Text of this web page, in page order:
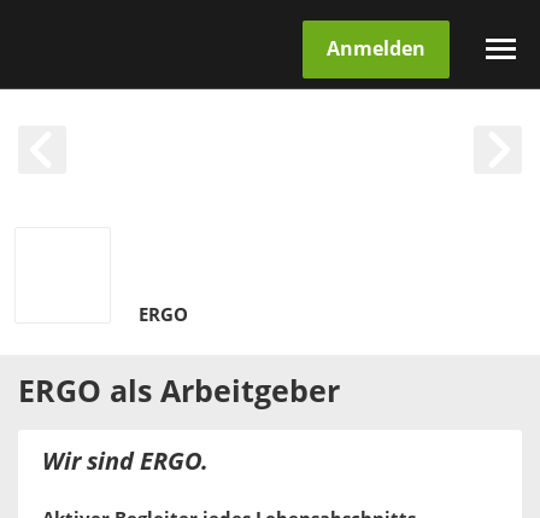
Anmelden
ERGO
ERGO als Arbeitgeber
Wir sind ERGO.